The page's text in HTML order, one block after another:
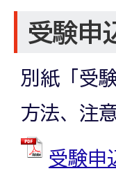
受験申
別紙「受
方法、注
受験申